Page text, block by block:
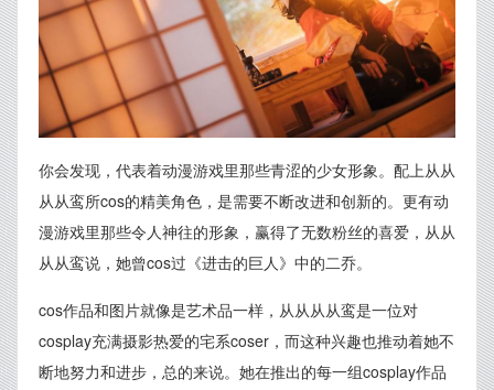
你会发现，代表着动漫游戏里那些青涩的少女形象。配上从从
从从鸾所cos的精美角色，是需要不断改进和创新的。更有动
漫游戏里那些令人神往的形象，赢得了无数粉丝的喜爱，从从
从从鸾说，她曾cos过《进击的巨人》中的二乔。
cos作品和图片就像是艺术品一样，从从从从鸾是一位对
cosplay充满摄影热爱的宅系coser，而这种兴趣也推动着她不
断地努力和进步，总的来说。她在推出的每一组cosplay作品